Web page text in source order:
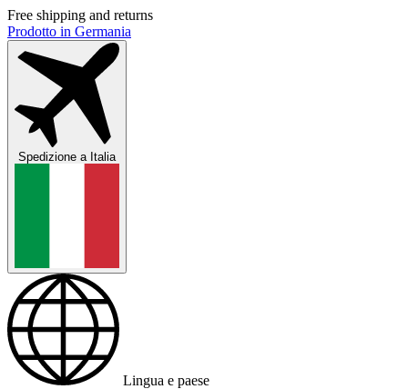
Free shipping and returns
Prodotto in Germania
Spedizione aItalia
Lingua e paese